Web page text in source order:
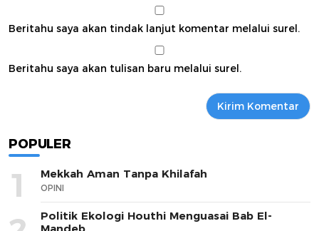
Beritahu saya akan tindak lanjut komentar melalui surel.
Beritahu saya akan tulisan baru melalui surel.
POPULER
1 Mekkah Aman Tanpa Khilafah
OPINI
Politik Ekologi Houthi Menguasai Bab El-